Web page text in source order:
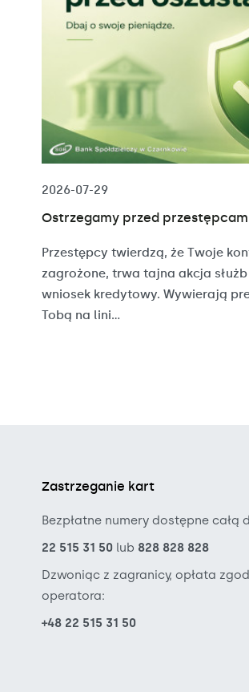
2026-07-29
Ostrzegamy przed
Przestępcy twierdzą, że Twoje
zagrożone, trwa tajna akcja służb
wniosek kredytowy. Wywierają
Tobą na lini...
Zastrzeganie kart
Bezpłatne numery dostępne całą
22 515 31 50 lub 828 828 828
Dzwoniąc z zagranicy, opłata
operatora:
+48 22 515 31 50